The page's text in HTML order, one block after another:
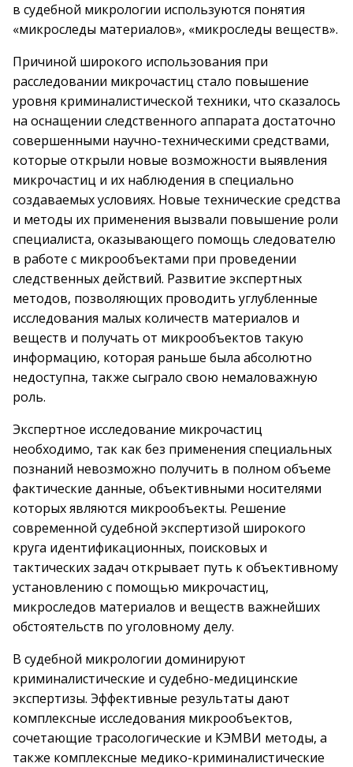
в судебной микрологии используются понятия
«микроследы материалов», «микроследы веществ».
Причиной широкого использования при
расследовании микрочастиц стало повышение
уровня криминалистической техники, что сказалось
на оснащении следственного аппарата достаточно
совершенными научно-техническими средствами,
которые открыли новые возможности выявления
микрочастиц и их наблюдения в специально
создаваемых условиях. Новые технические средства
и методы их применения вызвали повышение роли
специалиста, оказывающего помощь следователю
в работе с микрообъектами при проведении
следственных действий. Развитие экспертных
методов, позволяющих проводить углубленные
исследования малых количеств материалов и
веществ и получать от микрообъектов такую
информацию, которая раньше была абсолютно
недоступна, также сыграло свою немаловажную
роль.
Экспертное исследование микрочастиц
необходимо, так как без применения специальных
познаний невозможно получить в полном объеме
фактические данные, объективными носителями
которых являются микрообъекты. Решение
современной судебной экспертизой широкого
круга идентификационных, поисковых и
тактических задач открывает путь к объективному
установлению с помощью микрочастиц,
микроследов материалов и веществ важнейших
обстоятельств по уголовному делу.
В судебной микрологии доминируют
криминалистические и судебно-медицинские
экспертизы. Эффективные результаты дают
комплексные исследования микрообъектов,
сочетающие трасологические и КЭМВИ методы, а
также комплексные медико-криминалистические